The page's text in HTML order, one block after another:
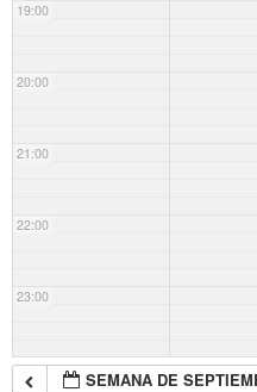
19:00
20:00
21:00
22:00
23:00
SEMANA DE